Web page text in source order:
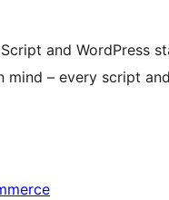
and WordPress
and loaded